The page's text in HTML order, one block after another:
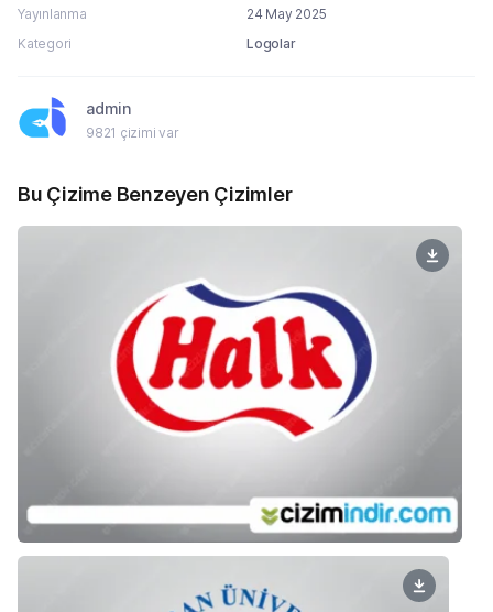
Yayınlanma
24 May 2025
Kategori
Logolar
admin
9821 çizimi var
Bu Çizime Benzeyen Çizimler